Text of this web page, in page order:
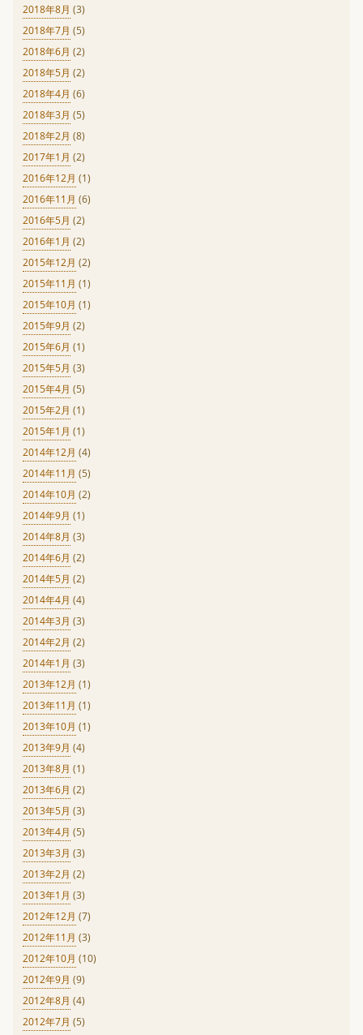
2018年8月 (3)
2018年7月 (5)
2018年6月 (2)
2018年5月 (2)
2018年4月 (6)
2018年3月 (5)
2018年2月 (8)
2017年1月 (2)
2016年12月 (1)
2016年11月 (6)
2016年5月 (2)
2016年1月 (2)
2015年12月 (2)
2015年11月 (1)
2015年10月 (1)
2015年9月 (2)
2015年6月 (1)
2015年5月 (3)
2015年4月 (5)
2015年2月 (1)
2015年1月 (1)
2014年12月 (4)
2014年11月 (5)
2014年10月 (2)
2014年9月 (1)
2014年8月 (3)
2014年6月 (2)
2014年5月 (2)
2014年4月 (4)
2014年3月 (3)
2014年2月 (2)
2014年1月 (3)
2013年12月 (1)
2013年11月 (1)
2013年10月 (1)
2013年9月 (4)
2013年8月 (1)
2013年6月 (2)
2013年5月 (3)
2013年4月 (5)
2013年3月 (3)
2013年2月 (2)
2013年1月 (3)
2012年12月 (7)
2012年11月 (3)
2012年10月 (10)
2012年9月 (9)
2012年8月 (4)
2012年7月 (5)